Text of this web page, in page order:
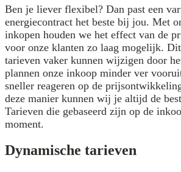
Ben je liever flexibel? Dan past een
energiecontract het beste bij jou. Met
inkopen houden we het effect van de
voor onze klanten zo laag mogelijk.
tarieven vaker kunnen wijzigen door
plannen onze inkoop minder ver
sneller reageren op de
deze manier kunnen wij je altijd de
Tarieven die gebaseerd zijn op de
moment.
Dynamische tarieven